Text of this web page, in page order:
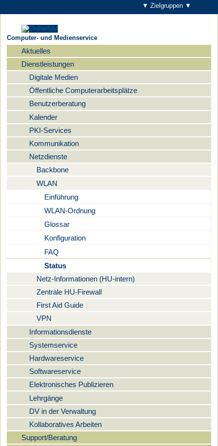
▼ Zielgruppen ▼
Computer- und Medienservice
Navigation
Aktuelles
Dienstleistungen
Digitale Medien
Öffentliche Computerarbeitsplätze
Benutzerberatung
Kalender
PKI-Services
Kommunikation
Netzdienste
Backbone
WLAN
Einführung
WLAN-Ordnung
Glossar
Konfiguration
FAQ
Status
Netz-Informationen (HU-intern)
Zentrale HU-Firewall
First Aid Guide
VPN
Informationsdienste
Systemservice
Hardwareservice
Softwareservice
Elektronisches Publizieren
Lehrgänge
DV in der Verwaltung
Kollaboratives Arbeiten
Support/Beratung